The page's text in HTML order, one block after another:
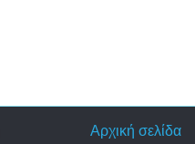
Αρχική σελίδα